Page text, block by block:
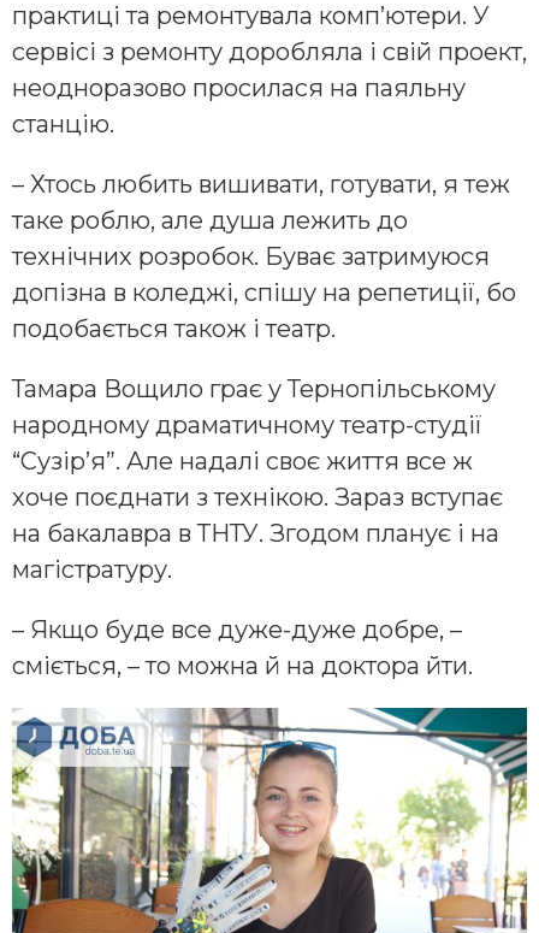
практиці та ремонтувала комп’ютери. У
сервісі з ремонту доробляла і свій проект,
неодноразово просилася на паяльну
станцію.
– Хтось любить вишивати, готувати, я теж
таке роблю, але душа лежить до
технічних розробок. Буває затримуюся
допізна в коледжі, спішу на репетиції, бо
подобається також і театр.
Тамара Вощило грає у Тернопільському
народному драматичному театр-студії
“Сузір’я”. Але надалі своє життя все ж
хоче поєднати з технікою. Зараз вступає
на бакалавра в ТНТУ. Згодом планує і на
магістратуру.
– Якщо буде все дуже-дуже добре, –
сміється, – то можна й на доктора йти.